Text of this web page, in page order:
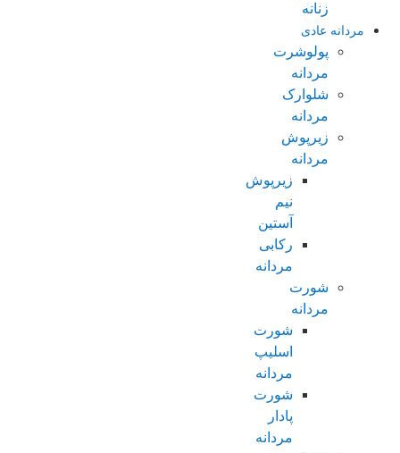
زنانه
مردانه عادی
پولوشرت
مردانه
شلوارک
مردانه
زیرپوش
مردانه
زیرپوش
نیم
آستین
رکابی
مردانه
شورت
مردانه
شورت
اسلیپ
مردانه
شورت
پادار
مردانه